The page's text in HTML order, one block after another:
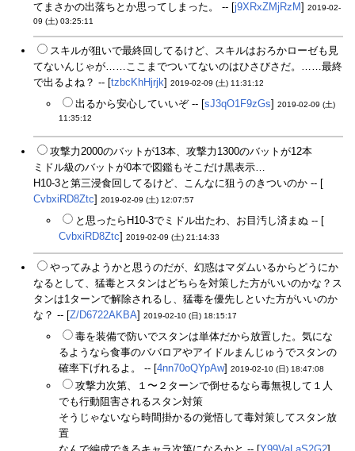
てまさかの出落ちとか思ってしまった。 -- [j9XRxZMjRzM] 2019-02-
09 (土) 03:25:11
スキルが狙いで最終回してるけど、スキルはおろかローゼも見
てないんじゃが……ここまでついてないのはひさびさだ。……最終
で出るよね？ -- [tzbcKhHjrjk] 2019-02-09 (土) 11:31:12
出るから安心していいぞ -- [sJ3qO1F9zGs] 2019-02-09 (土)
11:35:12
攻撃力2000のバットが13本、攻撃力1300のバットが12本
ミドル級のバットが0本で図鑑もそこだけ黒表示…
H10-3と第三浸食回してるけど、こんなに狙うのきついのか -- [
CvbxiRD8Ztc] 2019-02-09 (土) 12:07:57
と思ったらH10-3でミドル出たわ、お目汚し済まぬ -- [
CvbxiRD8Ztc] 2019-02-09 (土) 21:14:33
やってみようかと思うのだが、幻惑はマダムいるからどうにか
なるとして、猛毒とスタンはどちらを対策した方がいいのかな？ス
タンは1ターンで解除されるし、猛毒を優先しといた方がいいのか
な？ -- [Z/D6722AKBA] 2019-02-10 (日) 18:15:17
毒を装備で防いでスタンは単体だから放置した。気にな
るようなら食事のババロアやアイドルまんじゅうでスタンの
確率下げれるよ。 -- [4nn70oQYpAw] 2019-02-10 (日) 18:47:08
攻撃力次第、１〜２ターンで倒せるなら毒無視して１人
でも行動阻害されるスタン対策
そうじゃないなら時間掛かるの覚悟して毒対策してスタン放
置